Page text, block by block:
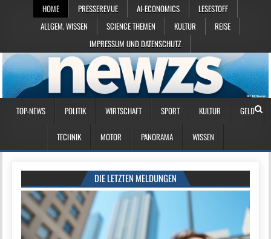
HOME PRESSEREVUE AI-ECONOMICS
LESESTOFF
ALLGEM. WISSEN
SCIENCE THEMEN KULTUR
REISE
IMPRESSUM UND DATENSCHUTZ
TOP-NEWS POLITIK WIRTSCHAFT SPORT KULTUR GELD
TECHNIK MOTOR PANORAMA WISSEN
DIE LETZTEN MELDUNGEN